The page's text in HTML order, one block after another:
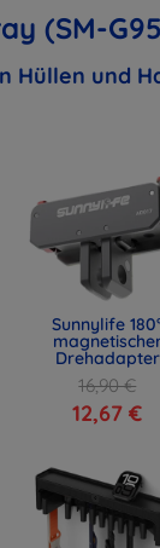
(SM-
Hüllen und
Sunnylife
Drehadapter
16,90 €
12,67 €